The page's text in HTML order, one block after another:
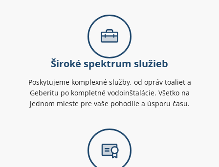
Široké spektrum služieb
Poskytujeme komplexné služby, od opráv toaliet a
Geberitu po kompletné vodoinštalácie. Všetko na
jednom mieste pre vaše pohodlie a úsporu času.